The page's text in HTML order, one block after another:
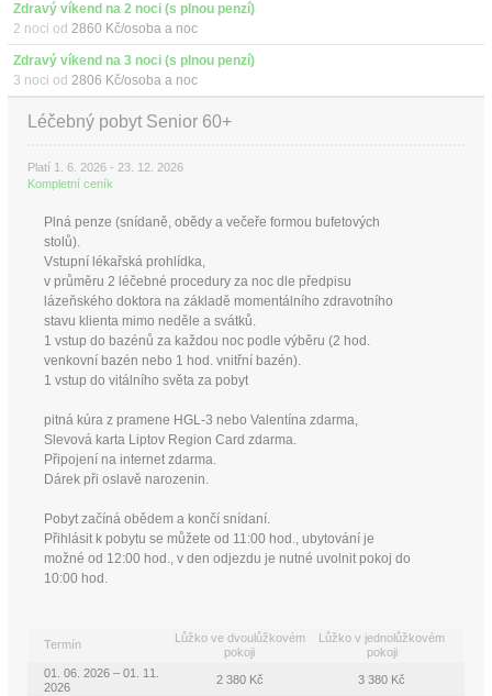
Zdravý víkend na 2 noci (s plnou penzí)
2 noci od 2860 Kč/osoba a noc
Zdravý víkend na 3 noci (s plnou penzí)
3 noci od 2806 Kč/osoba a noc
Léčebný pobyt Senior 60+
Platí 1. 6. 2026 - 23. 12. 2026
Kompletní ceník
Plná penze (snídaně, obědy a večeře formou bufetových
stolů).
Vstupní lékařská prohlídka,
v průměru 2 léčebné procedury za noc dle předpisu
lázeňského doktora na základě momentálního zdravotního
stavu klienta mimo neděle a svátků.
1 vstup do bazénů za každou noc podle výběru (2 hod.
venkovní bazén nebo 1 hod. vnitřní bazén).
1 vstup do vitálního světa za pobyt
pitná kúra z pramene HGL-3 nebo Valentína zdarma,
Slevová karta Liptov Region Card zdarma.
Připojení na internet zdarma.
Dárek při oslavě narozenin.
Pobyt začíná obědem a končí snídaní.
Přihlásit k pobytu se můžete od 11:00 hod., ubytování je
možné od 12:00 hod., v den odjezdu je nutné uvolnit pokoj do
10:00 hod.
Termín
Lůžko ve dvoulůžkovém
pokoji
Lůžko v jednolůžkovém
pokoji
01. 06. 2026 – 01. 11.
2026
2 380 Kč 3 380 Kč